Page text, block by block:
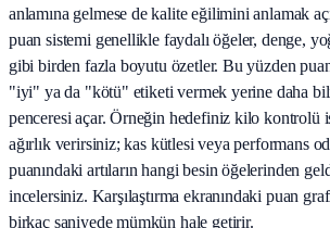
anlamına gelmese de kalite eğilimini anlamak
puan sistemi genellikle faydalı öğeler, denge,
gibi birden fazla boyutu özetler. Bu yüzden
"iyi" ya da "kötü" etiketi vermek yerine daha
penceresi açar. Örneğin hedefiniz kilo kontrolü
ağırlık verirsiniz; kas kütlesi veya performans
puanındaki artıların hangi besin öğelerinden
incelersiniz. Karşılaştırma ekranındaki puan
birkaç saniyede mümkün hale getirir.